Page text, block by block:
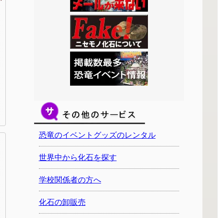
恐竜のイベントグッズのレンタル
世界中から化石を探す
学校関係者の方へ
化石の卸販売